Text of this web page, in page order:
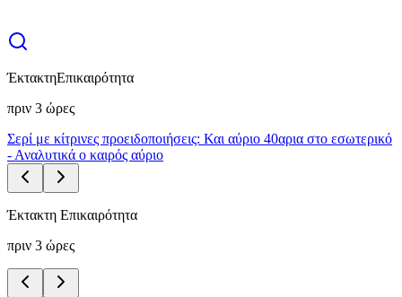
ΈκτακτηΕπικαιρότητα
πριν 3 ώρες
Σερί με κίτρινες προειδοποιήσεις: Και αύριο 40αρια στο εσωτερικό
- Αναλυτικά ο καιρός αύριο
Έκτακτη Επικαιρότητα
πριν 3 ώρες